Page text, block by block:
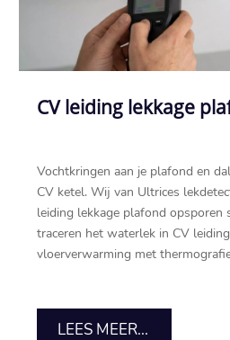
CV leiding lekkage
Vochtkringen aan je plafond en
CV ketel.​ Wij van Ultrices
leiding lekkage plafond opsporen
traceren het waterlek in CV
vloerverwarming met
LEES MEER...